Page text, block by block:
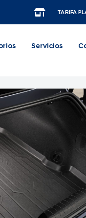
TARIFA
Servicios